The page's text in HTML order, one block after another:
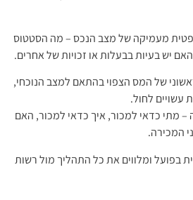
מעמיקה של מצב הנכס – מה הסטטוס
יש בעיות בבעלות או זכויות של אחרים.
של המס הצפוי בהתאם למצב הנוכחי,
עשויים לחול.
– מתי כדאי למכור, איך כדאי למכור, האם
המכירה.
בפועל ומלווים את כל התהליך מול רשות